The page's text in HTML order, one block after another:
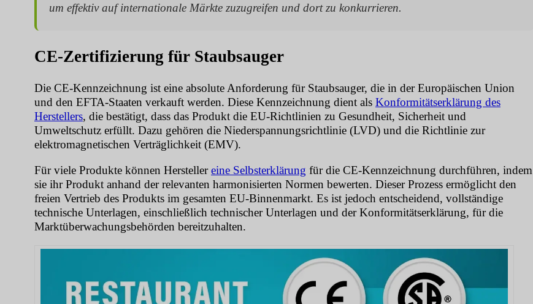
um effektiv auf internationale Märkte zuzugreifen und dort zu konkurrieren.
CE-Zertifizierung für Staubsauger
Die CE-Kennzeichnung ist eine absolute Anforderung für Staubsauger, die in der Europäischen Union
und den EFTA-Staaten verkauft werden. Diese Kennzeichnung dient als Konformitätserklärung des
Herstellers, die bestätigt, dass das Produkt die EU-Richtlinien zu Gesundheit, Sicherheit und
Umweltschutz erfüllt. Dazu gehören die Niederspannungsrichtlinie (LVD) und die Richtlinie zur
elektromagnetischen Verträglichkeit (EMV).
Für viele Produkte können Herstellereine Selbsterklärung für die CE-Kennzeichnung durchführen, indem
sie ihr Produkt anhand der relevanten harmonisierten Normen bewerten. Dieser Prozess ermöglicht den
freien Vertrieb des Produkts im gesamten EU-Binnenmarkt. Es ist jedoch entscheidend, vollständige
technische Unterlagen, einschließlich technischer Unterlagen und der Konformitätserklärung, für die
Marktüberwachungsbehörden bereitzuhalten.